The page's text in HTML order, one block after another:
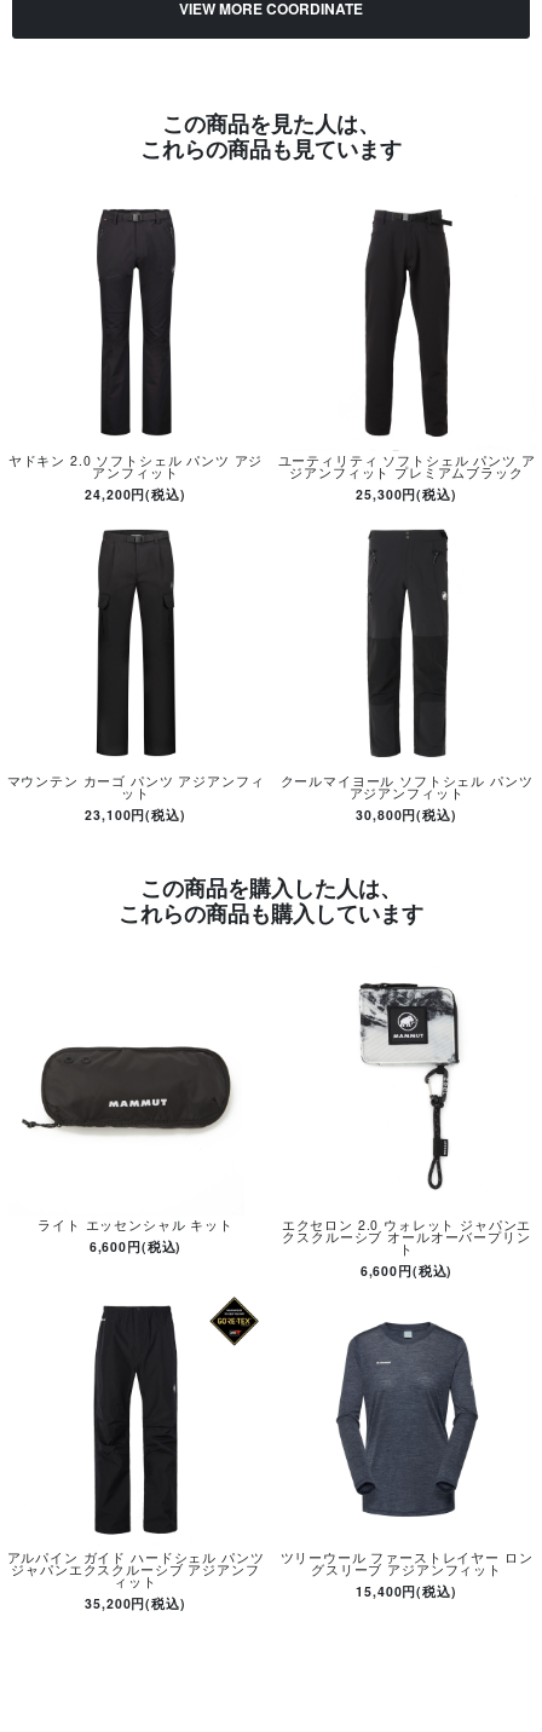
VIEW MORE COORDINATE
この商品を見た人は、
これらの商品も見ています
ヤドキン 2.0 ソフトシェル パンツ アジ
アンフィット
24,200円(税込)
ユーティリティ ソフトシェル パンツ ア
ジアンフィット プレミアムブラック
25,300円(税込)
マウンテン カーゴ パンツ アジアンフィ
ット
23,100円(税込)
クールマイヨール ソフトシェル パンツ
アジアンフィット
30,800円(税込)
この商品を購入した人は、
これらの商品も購入しています
ライト エッセンシャル キット
6,600円(税込)
エクセロン 2.0 ウォレット ジャパンエ
クスクルーシブ オールオーバープリン
ト
6,600円(税込)
アルパイン ガイド ハードシェル パンツ
ジャパンエクスクルーシブ アジアンフ
ィット
35,200円(税込)
ツリーウール ファーストレイヤー ロン
グスリーブ アジアンフィット
15,400円(税込)